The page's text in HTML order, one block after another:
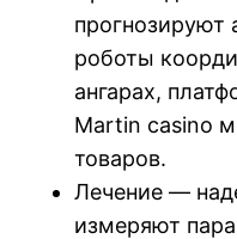
прогнозируют
роботы
ангарах,
Martin casino
товаров.
Лечение —
измеряют